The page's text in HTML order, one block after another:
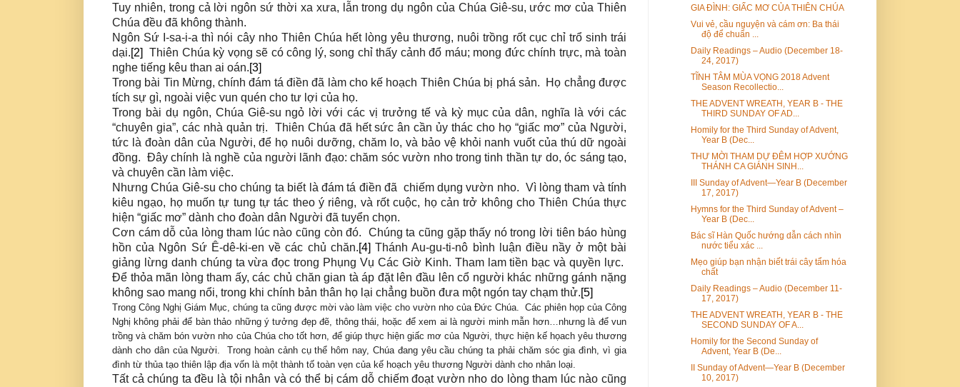
Tuy nhiên, trong cả lời ngôn sứ thời xa xưa, lẫn trong dụ ngôn của Chúa Giê-su, ước mơ của Thiên
Chúa đều đã không thành.
Ngôn Sứ I-sa-i-a thì nói cây nho Thiên Chúa hết lòng yêu thương, nuôi trồng rốt cục chỉ trổ sinh trái
dại.[2]
Thiên Chúa kỳ vọng sẽ có công lý, song chỉ thấy cảnh đổ máu; mong đức chính trực, mà toàn
nghe tiếng kêu than ai oán.[3]
Trong bài Tin Mừng, chính đám tá điền đã làm cho kế hoạch Thiên Chúa bị phá sản. Họ chẳng được
tích sự gì, ngoài việc vun quén cho tư lợi của họ.
Trong bài dụ ngôn, Chúa Giê-su ngỏ lời với các vị trưởng tế và kỳ mục của dân, nghĩa là với các
“chuyên gia”, các nhà quản trị. Thiên Chúa đã hết sức ân cần ủy thác cho họ “giấc mơ” của Người,
tức là đoàn dân của Người, để họ nuôi dưỡng, chăm lo, và bảo vệ khỏi nanh vuốt của thú dữ ngoài
đồng. Đây chính là nghề của người lãnh đạo: chăm sóc vườn nho trong tinh thần tự do, óc sáng tạo,
và chuyên cần làm việc.
Nhưng Chúa Giê-su cho chúng ta biết là đám tá điền đã chiếm dụng vườn nho. Vì lòng tham và tính
kiêu ngạo, họ muốn tự tung tự tác theo ý riêng, và rốt cuộc, họ cản trở không cho Thiên Chúa thực
hiện “giấc mơ” dành cho đoàn dân Người đã tuyển chọn.
Cơn cám dỗ của lòng tham lúc nào cũng còn đó. Chúng ta cũng gặp thấy nó trong lời tiên báo hùng
hồn của Ngôn Sứ Ê-dê-ki-en về các chủ chăn.[4] Thánh Au-gu-ti-nô bình luận điều nầy ở một bài
giảng lừng danh chúng ta vừa đọc trong Phụng Vụ Các Giờ Kinh. Tham lam tiền bạc và quyền lực.
Để thỏa mãn lòng tham ấy, các chủ chăn gian tà áp đặt lên đầu lên cổ người khác những gánh nặng
không sao mang nổi, trong khi chính bản thân họ lại chẳng buồn đưa một ngón tay chạm thử.[5]
Trong Công Nghị Giám Mục, chúng ta cũng được mời vào làm việc cho vườn nho của Đức Chúa. Các phiên họp của Công
Nghị không phải để bàn thảo những ý tưởng đẹp đẽ, thông thái, hoặc để xem ai là người minh mẫn hơn…nhưng là để vun
trồng và chăm bón vườn nho của Chúa cho tốt hơn, để giúp thực hiện giấc mơ của Người, thực hiện kế họach yêu thương
dành cho dân của Người. Trong hoàn cảnh cụ thể hôm nay, Chúa đang yêu cầu chúng ta phải chăm sóc gia đình, vì gia
đình từ thủa tạo thiên lập địa vốn là một thành tố toàn vẹn của kế hoạch yêu thương Người dành cho nhân loại.
Tất cả chúng ta đều là tội nhân và có thể bị cám dỗ chiếm đoạt vườn nho do lòng tham lúc nào cũng
GIA ĐÌNH: GIẤC MƠ CỦA THIÊN CHÚA
Vui vẻ, cầu nguyện và cám ơn: Ba thái
độ để chuẩn ...
Daily Readings – Audio (December 18-
24, 2017)
TĨNH TÂM MÙA VỌNG 2018 Advent
Season Recollectio...
THE ADVENT WREATH, YEAR B - THE
THIRD SUNDAY OF AD...
Homily for the Third Sunday of Advent,
Year B (Dec...
THƯ MỜI THAM DỰ ĐÊM HỢP XƯỚNG
THÁNH CA GIÁNH SINH...
III Sunday of Advent—Year B (December
17, 2017)
Hymns for the Third Sunday of Advent –
Year B (Dec...
Bác sĩ Hàn Quốc hướng dẫn cách nhìn
nước tiểu xác ...
Mẹo giúp bạn nhận biết trái cây tẩm hóa
chất
Daily Readings – Audio (December 11-
17, 2017)
THE ADVENT WREATH, YEAR B - THE
SECOND SUNDAY OF A...
Homily for the Second Sunday of
Advent, Year B (De...
II Sunday of Advent—Year B (December
10, 2017)